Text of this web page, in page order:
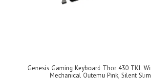
Genesis Gaming Keyboard Thor 430 TKL
Mechanical Outemu Pink, Silent